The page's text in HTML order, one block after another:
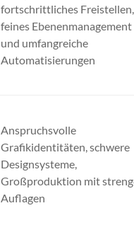
fortschrittliches Freistellen,
feines Ebenenmanagement
und umfangreiche
Automatisierungen
Anspruchsvolle
Grafikidentitäten, schwere
Designsysteme,
Großproduktion mit
Auflagen